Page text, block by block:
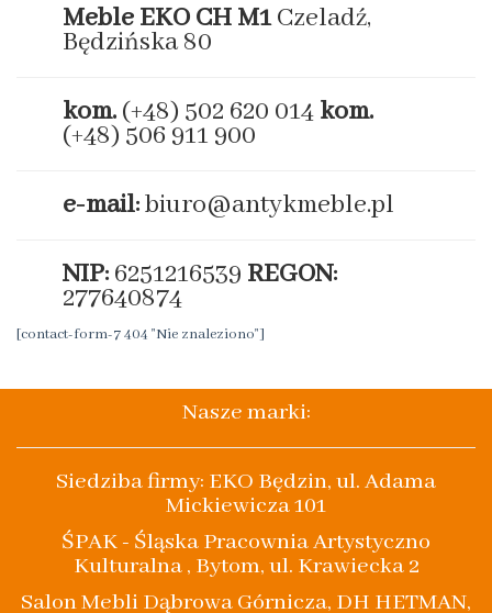
Meble EKO CH M1Czeladź,
Będzińska 80
kom. (+48) 502 620 014 kom.
(+48) 506 911 900
e-mail:biuro@antykmeble.pl
NIP: 6251216539 REGON:
277640874
[contact-form-7 404 "Nie znaleziono"]
Nasze marki:
Siedziba firmy: EKO Będzin, ul. Adama
Mickiewicza 101
ŚPAK - Śląska Pracownia Artystyczno
Kulturalna , Bytom, ul. Krawiecka 2
Salon Mebli Dąbrowa Górnicza, DH HETMAN,